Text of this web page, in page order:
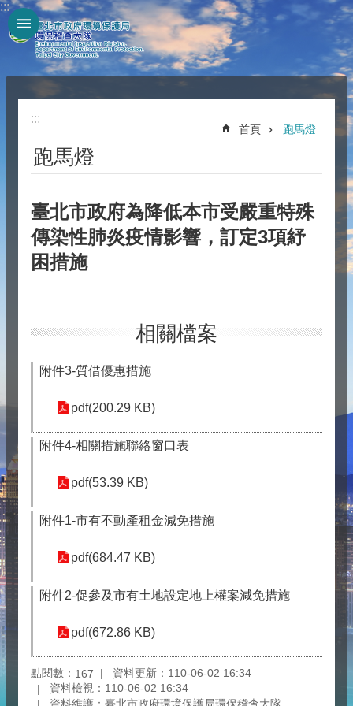
跳到主要內容區塊
:::
:::
首頁 跑馬燈
跑馬燈
臺北市政府為降低本市受嚴重特殊
傳染性肺炎疫情影響，訂定3項紓
困措施
相關檔案
附件3-質借優惠措施
pdf(200.29 KB)
附件4-相關措施聯絡窗口表
pdf(53.39 KB)
附件1-市有不動產租金減免措施
pdf(684.47 KB)
附件2-促參及市有土地設定地上權案減免措施
pdf(672.86 KB)
點閱數： 167
資料更新：110-06-02 16:34
資料檢視：110-06-02 16:34